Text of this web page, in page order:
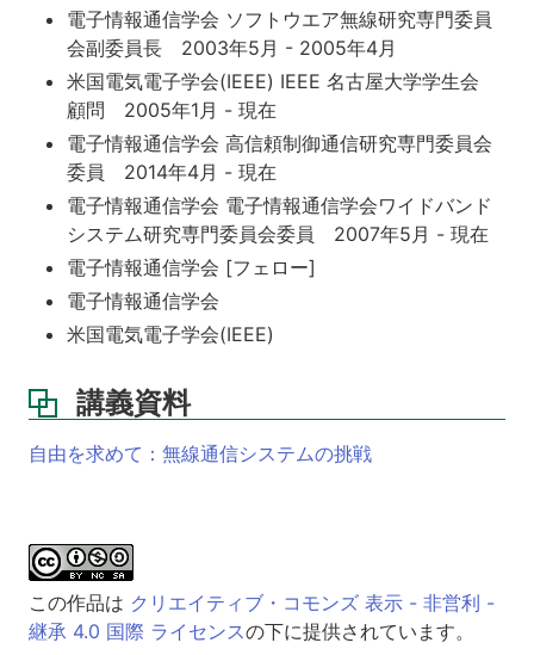
電子情報通信学会 ソフトウエア無線研究専門委員
会副委員長 2003年5月 - 2005年4月
米国電気電子学会(IEEE) IEEE 名古屋大学学生会
顧問 2005年1月 - 現在
電子情報通信学会 高信頼制御通信研究専門委員会
委員 2014年4月 - 現在
電子情報通信学会 電子情報通信学会ワイドバンド
システム研究専門委員会委員 2007年5月 - 現在
電子情報通信学会 [フェロー]
電子情報通信学会
米国電気電子学会(IEEE)
講義資料
自由を求めて：無線通信システムの挑戦
この作品は クリエイティブ・コモンズ 表示 - 非営利 -
継承 4.0 国際 ライセンスの下に提供されています。